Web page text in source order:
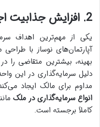
2. افزایش جذابیت اجاره‌پذیری
یکی از مهم‌ترین اهداف
آپارتمان‌های نوساز با
بهینه، بیشترین متقاضی را
دلیل سرمایه‌گذاری در این
مداوم برای مالک ایجاد
انواع سرمایه‌گذاری در ملک
کاملاً برجسته است.